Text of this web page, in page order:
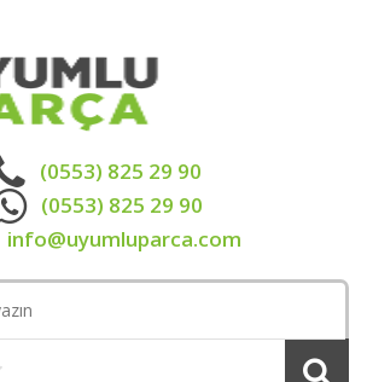
(0553) 825 29 90
(0553) 825 29 90
info@uyumluparca.com